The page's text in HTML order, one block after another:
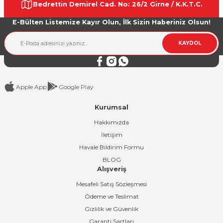
Ürün açıklamasında eksik bilgiler bulunuyor.
Ürün bilgilerinde hatalar bulunuyor.
Bedrettin Demirel Cad. No: 26/2 Girne / K.K.T.C.
E-Bülten Listemize Kayır Olun, İlk Sizin Haberiniz Olsun!
KAYDOL
Apple App Google Play
Kurumsal
Hakkımızda
İletişim
Havale Bildirim Formu
BLOG
Alışveriş
Mesafeli Satış Sözleşmesi
Ödeme ve Teslimat
Gizlilik ve Güvenlik
Garanti Şartları